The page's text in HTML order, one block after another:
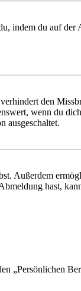
indem du auf der
den
wenn du
ausgeschaltet.
Außerdem
hast,
„Persönlichen